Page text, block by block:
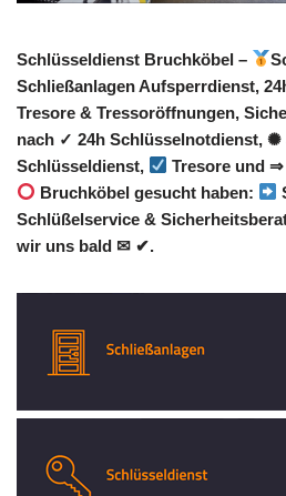
Schlüsseldienst Bruchköbel –
Schließanlagen Aufsperrdienst,
Tresore & Tressoröffnungen,
nach ✓ 24h Schlüsselnotdienst,
Schlüsseldienst,
Tresore und
Bruchköbel gesucht haben:
Schlüßelservice &
wir uns bald ✉ ✔.